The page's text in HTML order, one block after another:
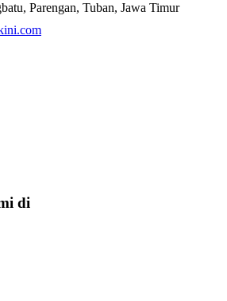
Parengan, Tuban, Jawa Timur
di